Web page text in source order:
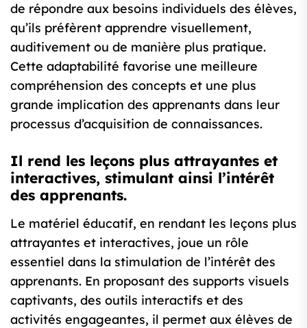
de répondre aux besoins individuels des élèves,
qu’ils préfèrent apprendre visuellement,
auditivement ou de manière plus pratique.
Cette adaptabilité favorise une meilleure
compréhension des concepts et une plus
grande implication des apprenants dans leur
processus d’acquisition de connaissances.
Il rend les leçons plus attrayantes et
interactives, stimulant ainsi l’intérêt
des apprenants.
Le matériel éducatif, en rendant les leçons plus
attrayantes et interactives, joue un rôle
essentiel dans la stimulation de l’intérêt des
apprenants. En proposant des supports visuels
captivants, des outils interactifs et des
activités engageantes, il permet aux élèves de